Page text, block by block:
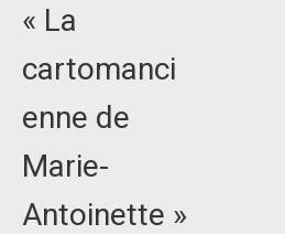
« La
cartomanci
enne de
Marie-
Antoinette »